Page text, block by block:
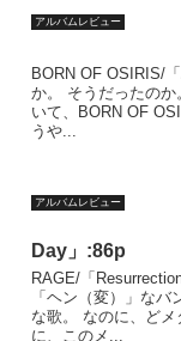
アルバムレビュー
BORN OF OSIRIS/
か。 そうだったの
いて、BORN OF
うや...
アルバムレビュー
Day」:86p
RAGE/「
「ヘン（変）」な
な歌。 なのに、ど
に、このメ...